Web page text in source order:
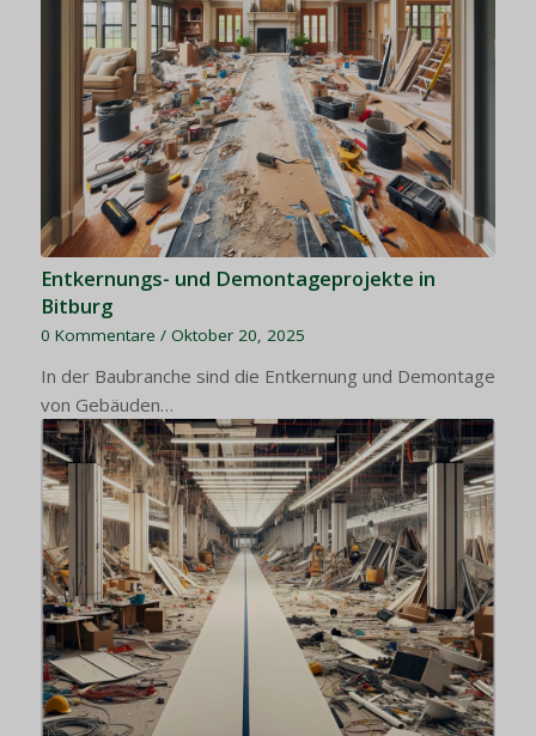
Entkernungs- und Demontageprojekte in
Bitburg
0 Kommentare / Oktober 20, 2025
In der Baubranche sind die Entkernung und Demontage
von Gebäuden…